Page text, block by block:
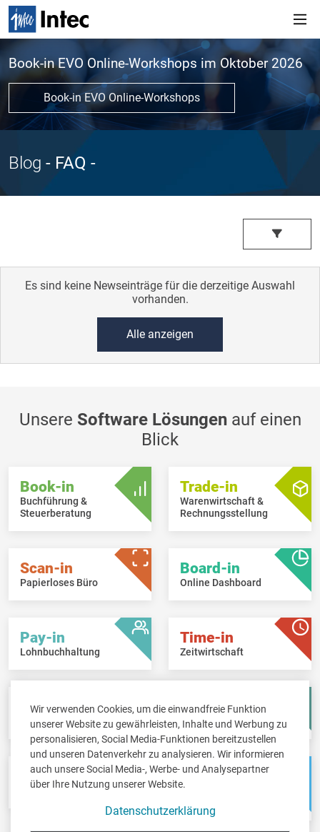
Wir verwenden Cookies, um die einwandfreie Funktion
unserer Website zu gewährleisten, Inhalte und Werbung zu
personalisieren, Social Media-Funktionen bereitzustellen
und unseren Datenverkehr zu analysieren. Wir informieren
auch unsere Social Media-, Werbe- und Analysepartner
über Ihre Nutzung unserer Website.
Datenschutzerklärung
Book-in EVO Online-Workshops im Oktober 2026
Book-in EVO Online-Workshops
Blog - FAQ -
Es sind keine Newseinträge für die derzeitige Auswahl
vorhanden.
Alle anzeigen
Unsere Software Lösungenauf einen
Blick
Book-in
Buchführung &
Steuerberatung
Trade-in
Warenwirtschaft &
Rechnungsstellung
Scan-in
Papierloses Büro
Board-in
Online Dashboard
Pay-in
Lohnbuchhaltung
Time-in
Zeitwirtschaft
Fisc-in
Steuererklärungen
Account-in
Jahresabschlüsse
Pos-in
Kassensystem
Net-in
Webshops &